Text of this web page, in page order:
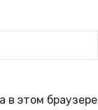
в этом браузере